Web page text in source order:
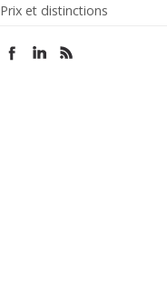
Prix et distinctions